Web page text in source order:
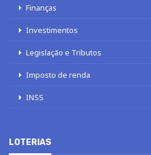
Finanças
Investimentos
Legislação e Tributos
Imposto de renda
INSS
LOTERIAS